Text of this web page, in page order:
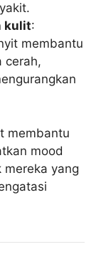
kulit:
membantu
cerah,
membantu
mood
mereka yang